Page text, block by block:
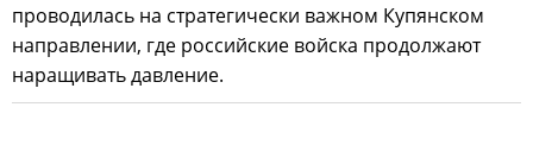
проводилась на стратегически важном Купянском
направлении, где российские войска продолжают
наращивать давление.